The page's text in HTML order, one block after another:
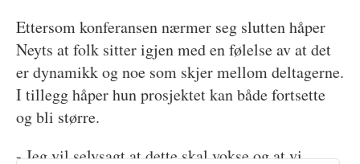
Ettersom konferansen nærmer seg slutten håper
Neyts at folk sitter igjen med en følelse av at det
er dynamikk og noe som skjer mellom deltagerne.
I tillegg håper hun prosjektet kan både fortsette
og bli større.
- Jeg vil selvsagt at dette skal vokse og at vi